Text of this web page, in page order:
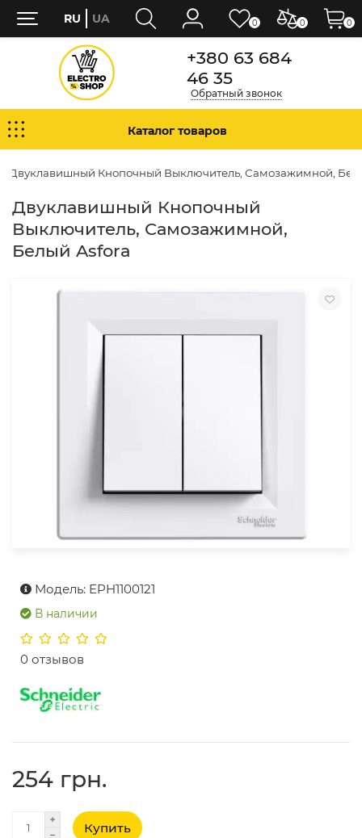
+380 63 684
46 35
Обратный звонок
Каталог товаров
Двуклавишный Кнопочный Выключитель, Самозажимной,
Двуклавишный Кнопочный
Выключитель, Самозажимной,
Белый Asfora
Модель: EPH1100121
В наличии
0 отзывов
254 грн.
Купить
0 0
RU UA 0